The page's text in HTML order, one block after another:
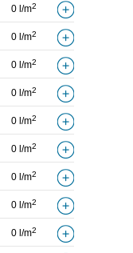
0 l/m2
0 l/m2
0 l/m2
0 l/m2
0 l/m2
0 l/m2
0 l/m2
0 l/m2
0 l/m2